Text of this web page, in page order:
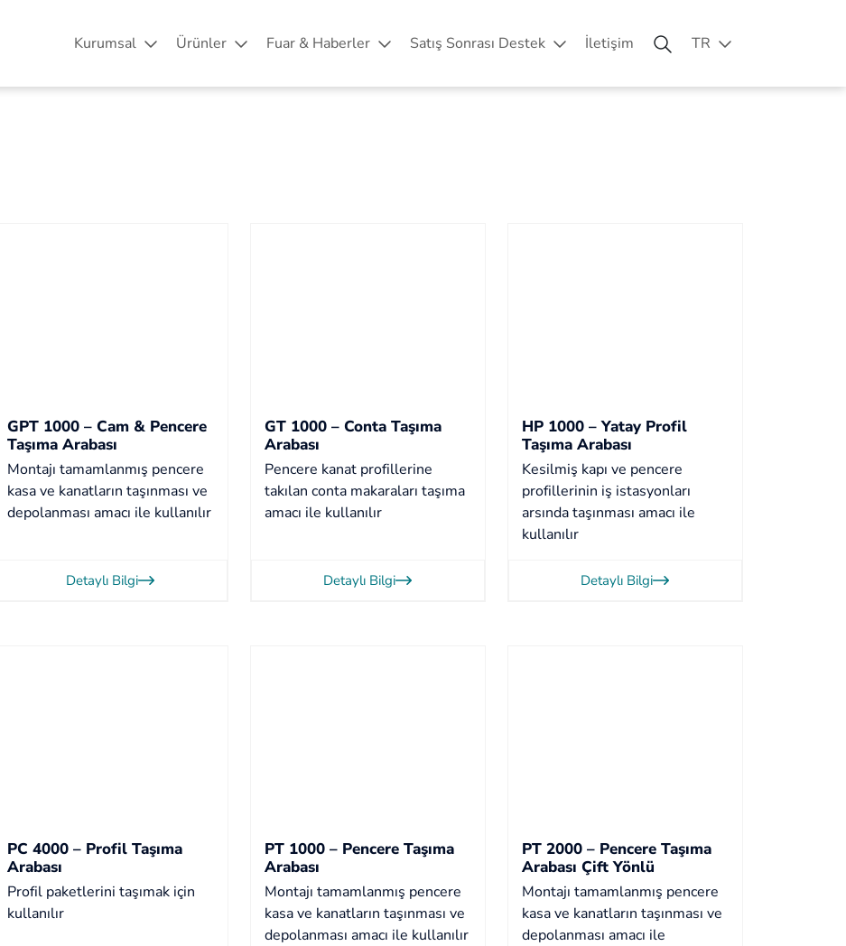
Kurumsal Ürünler Fuar & Haberler Satış Sonrası Destek İletişim TR
GPT 1000 – Cam & Pencere
Taşıma Arabası
Montajı tamamlanmış pencere
kasa ve kanatların taşınması ve
depolanması amacı ile kullanılır
Detaylı Bilgi
GT 1000 – Conta Taşıma
Arabası
Pencere kanat profillerine
takılan conta makaraları taşıma
amacı ile kullanılır
Detaylı Bilgi
HP 1000 – Yatay Profil
Taşıma Arabası
Kesilmiş kapı ve pencere
profillerinin iş istasyonları
arsında taşınması amacı ile
kullanılır
Detaylı Bilgi
PC 4000 – Profil Taşıma
Arabası
Profil paketlerini taşımak için
kullanılır
PT 1000 – Pencere Taşıma
Arabası
Montajı tamamlanmış pencere
kasa ve kanatların taşınması ve
depolanması amacı ile kullanılır
PT 2000 – Pencere Taşıma
Arabası Çift Yönlü
Montajı tamamlanmış pencere
kasa ve kanatların taşınması ve
depolanması amacı ile